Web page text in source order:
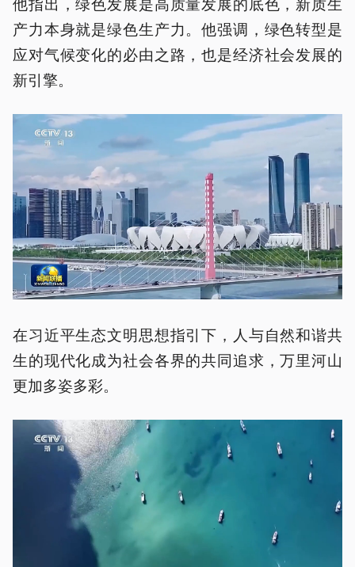
产力本身就是绿色生产力。他强调，绿色转型是
应对气候变化的必由之路，也是经济社会发展的
新引擎。
在习近平生态文明思想指引下，人与自然和谐共
生的现代化成为社会各界的共同追求，万里河山
更加多姿多彩。